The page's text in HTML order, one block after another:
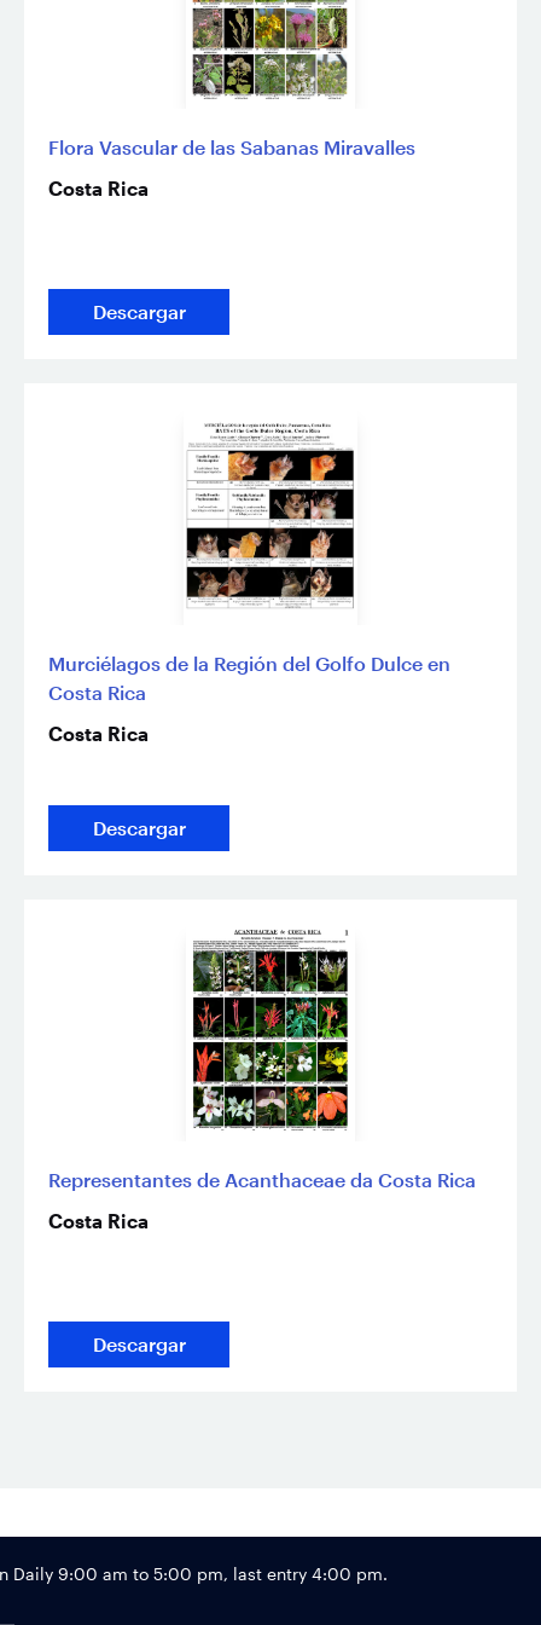
Flora Vascular de las Sabanas Miravalles
Costa Rica
Descargar
Murciélagos de la Región del Golfo Dulce en
Costa Rica
Costa Rica
Descargar
Representantes de Acanthaceae da Costa Rica
Costa Rica
Descargar
Footer
Daily 9:00 am to 5:00 pm, last entry 4:00 pm.